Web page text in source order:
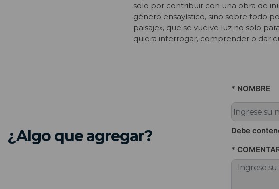
solo por contribuir con una obra de
género ensayístico, sino sobre todo
paisaje», que se vuelve luz no solo
quiera interrogar, comprender o dar
¿Algo que agregar?
* NOMBRE
Debe
*